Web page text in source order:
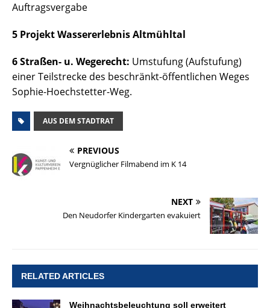
Auftragsvergabe
5 Projekt Wassererlebnis Altmühltal
6 Straßen- u. Wegerecht: Umstufung (Aufstufung)
einer Teilstrecke des beschränkt-öffentlichen Weges
Sophie-Hoechstetter-Weg.
AUS DEM STADTRAT
PREVIOUS
Vergnüglicher Filmabend im K 14
NEXT
Den Neudorfer Kindergarten evakuiert
RELATED ARTICLES
Weihnachtsbeleuchtung soll erweitert